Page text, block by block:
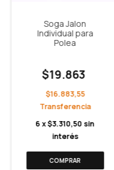
Soga Jalon
Individual para
Polea
$19.863
$16.883,55
6 x$3.310,50 sin
interés